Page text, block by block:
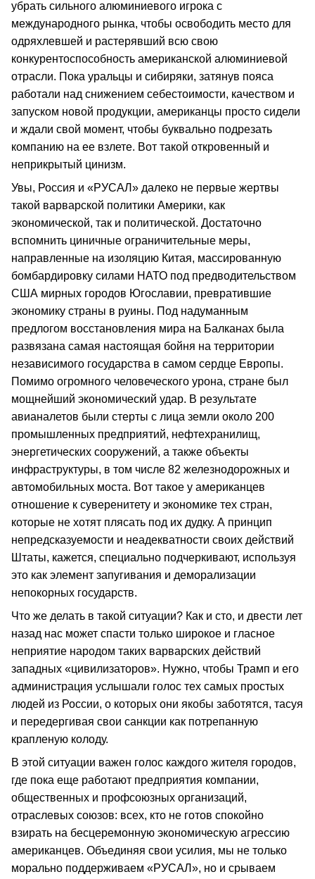
убрать сильного алюминиевого игрока с
международного рынка, чтобы освободить место для
одряхлевшей и растерявший всю свою
конкурентоспособность американской алюминиевой
отрасли. Пока уральцы и сибиряки, затянув пояса
работали над снижением себестоимости, качеством и
запуском новой продукции, американцы просто сидели
и ждали свой момент, чтобы буквально подрезать
компанию на ее взлете. Вот такой откровенный и
неприкрытый цинизм.
Увы, Россия и «РУСАЛ» далеко не первые жертвы
такой варварской политики Америки, как
экономической, так и политической. Достаточно
вспомнить циничные ограничительные меры,
направленные на изоляцию Китая, массированную
бомбардировку силами НАТО под предводительством
США мирных городов Югославии, превратившие
экономику страны в руины. Под надуманным
предлогом восстановления мира на Балканах была
развязана самая настоящая бойня на территории
независимого государства в самом сердце Европы.
Помимо огромного человеческого урона, стране был
мощнейший экономический удар. В результате
авианалетов были стерты с лица земли около 200
промышленных предприятий, нефтехранилищ,
энергетических сооружений, а также объекты
инфраструктуры, в том числе 82 железнодорожных и
автомобильных моста. Вот такое у американцев
отношение к суверенитету и экономике тех стран,
которые не хотят плясать под их дудку. А принцип
непредсказуемости и неадекватности своих действий
Штаты, кажется, специально подчеркивают, используя
это как элемент запугивания и деморализации
непокорных государств.
Что же делать в такой ситуации? Как и сто, и двести лет
назад нас может спасти только широкое и гласное
неприятие народом таких варварских действий
западных «цивилизаторов». Нужно, чтобы Трамп и его
администрация услышали голос тех самых простых
людей из России, о которых они якобы заботятся, тасуя
и передергивая свои санкции как потрепанную
крапленую колоду.
В этой ситуации важен голос каждого жителя городов,
где пока еще работают предприятия компании,
общественных и профсоюзных организаций,
отраслевых союзов: всех, кто не готов спокойно
взирать на бесцеремонную экономическую агрессию
американцев. Объединяя свои усилия, мы не только
морально поддерживаем «РУСАЛ», но и срываем